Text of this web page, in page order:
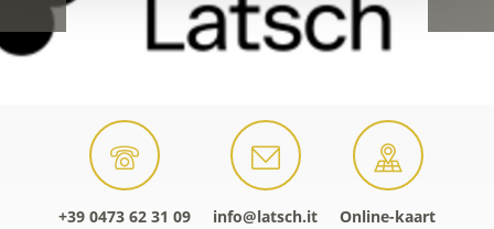
+39 0473 62 31 09 info@latsch.it Online-kaart